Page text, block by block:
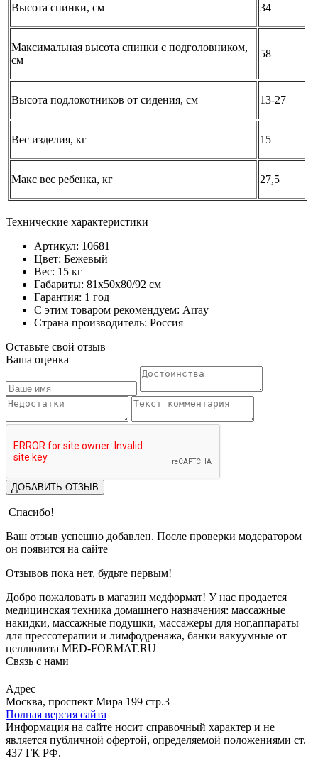
Высота спинки, см 34
Максимальная высота спинки с подголовником,
см
58
Высота подлокотников от сидения, см 13-27
Вес изделия, кг 15
Макс вес ребенка, кг 27,5
Технические характеристики
Артикул: 10681
Цвет: Бежевый
Вес: 15 кг
Габариты: 81х50х80/92 см
Гарантия: 1 год
С этим товаром рекомендуем: Array
Страна производитель: Россия
Оставьте свой отзыв
Ваша оценка
ДОБАВИТЬ ОТЗЫВ
Спасибо!
Ваш отзыв успешно добавлен. После проверки модератором
он появится на сайте
Отзывов пока нет, будьте первым!
Добро пожаловать в магазин медформат! У нас продается
медицинская техника домашнего назначения: массажные
накидки, массажные подушки, массажеры для ног,аппараты
для прессотерапии и лимфодренажа, банки вакуумные от
целлюлита MED-FORMAT.RU
Связь с нами
Адрес
Москва, проспект Мира 199 стр.3
Полная версия сайта
Информация на сайте носит справочный характер и не
является публичной офертой, определяемой положениями ст.
437 ГК РФ.